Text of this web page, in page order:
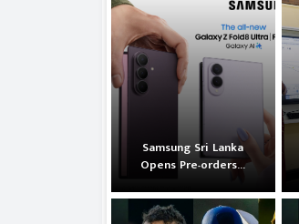
Samsung Sri Lanka
Opens Pre-orders...